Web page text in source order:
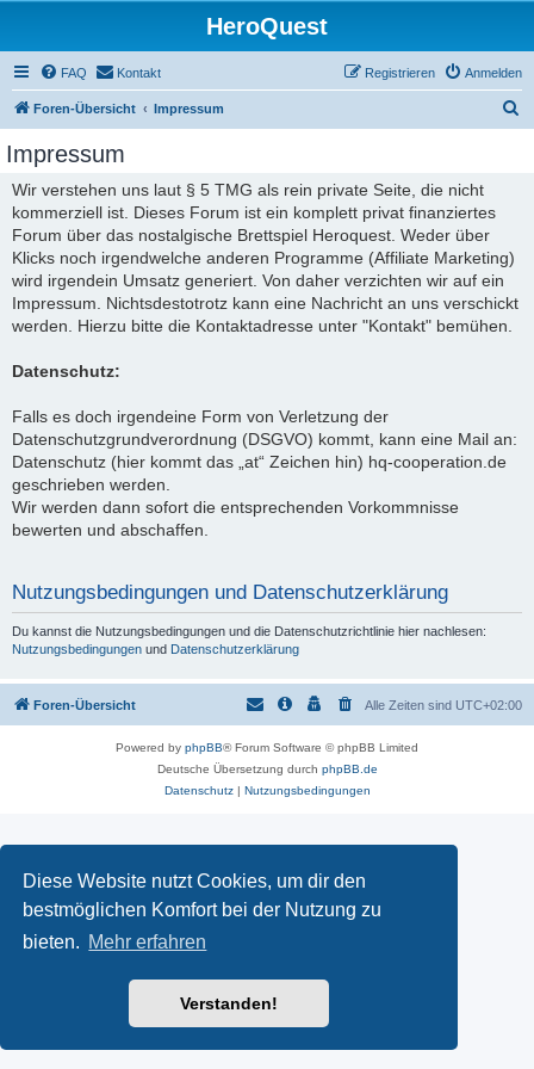
Diese Website nutzt Cookies, um dir den
bestmöglichen Komfort bei der Nutzung zu
bieten. Mehr erfahren
Verstanden!
HeroQuest
FAQ Kontakt Anmelden
Registrieren
Foren-Übersicht Impressum
Impressum
Wir verstehen uns laut § 5 TMG als rein private Seite, die nicht
kommerziell ist. Dieses Forum ist ein komplett privat finanziertes
Forum über das nostalgische Brettspiel Heroquest. Weder über
Klicks noch irgendwelche anderen Programme (Affiliate Marketing)
wird irgendein Umsatz generiert. Von daher verzichten wir auf ein
Impressum. Nichtsdestotrotz kann eine Nachricht an uns verschickt
werden. Hierzu bitte die Kontaktadresse unter "Kontakt" bemühen.
Datenschutz:
Falls es doch irgendeine Form von Verletzung der
Datenschutzgrundverordnung (DSGVO) kommt, kann eine Mail an:
Datenschutz (hier kommt das „at“ Zeichen hin) hq-cooperation.de
geschrieben werden.
Wir werden dann sofort die entsprechenden Vorkommnisse
bewerten und abschaffen.
Nutzungsbedingungen und Datenschutzerklärung
Du kannst die Nutzungsbedingungen und die Datenschutzrichtlinie hier nachlesen:
Nutzungsbedingungen und Datenschutzerklärung
Foren-Übersicht Alle Zeiten sind UTC+02:00
Powered by phpBB® Forum Software © phpBB Limited
Deutsche Übersetzung durch phpBB.de
Datenschutz| Nutzungsbedingungen